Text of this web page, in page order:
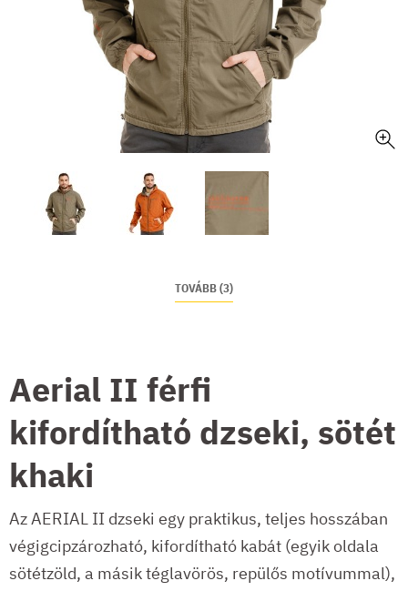
TOVÁBB (3)
Aerial II férfi
kifordítható dzseki, sötét
khaki
Az AERIAL II dzseki egy praktikus, teljes hosszában
végigcipzározható, kifordítható kabát (egyik oldala
sötétzöld, a másik téglavörös, repülős motívummal),